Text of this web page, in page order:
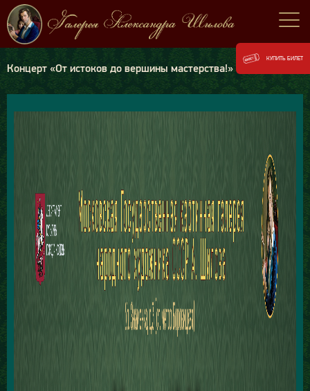
Концерт «От истоков до вершины мастерства!»
КУПИТЬ БИЛЕТ